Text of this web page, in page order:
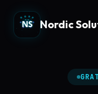
Nordic